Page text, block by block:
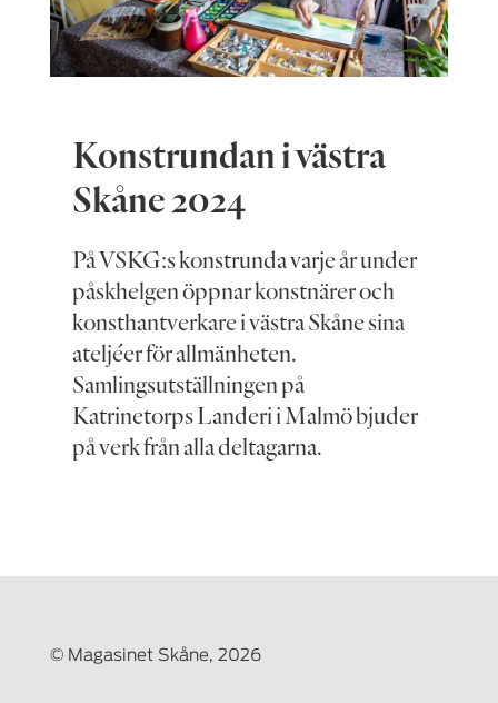
Konstrundan i västra
Skåne 2024
På VSKG:s konstrunda varje år under
påskhelgen öppnar konstnärer och
konsthantverkare i västra Skåne sina
ateljéer för allmänheten.
Samlingsutställningen på
Katrinetorps Landeri i Malmö bjuder
på verk från alla deltagarna.
© Magasinet Skåne, 2026